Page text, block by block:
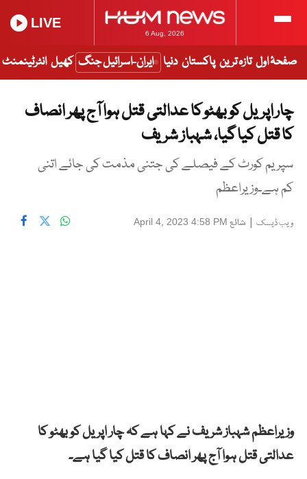
6 Aug, 2026
LIVE
صفحۂ اول تازہ ترین پاکستان دنیا ایران-اسرائیل جنگ کھیل انٹرٹینمنٹ
چار اپریل کو بھٹو کا عدالتی قتل ہوا آج پھر انصاف
کا قتل کیا گیا، شہباز شریف
سپریم کورٹ کے فیصلے کی جتنی مذمت کی جائے اتنی
کم ہے۔وزیراعظم
ویب ڈیسک | شائع April 4, 2023 4:58 PM
وزیراعظم شہباز شریف نے کہا ہے کہ چار اپریل کو بھٹو کا
عدالتی قتل ہوا آج پھر انصاف کا قتل کیا گیا ہے۔